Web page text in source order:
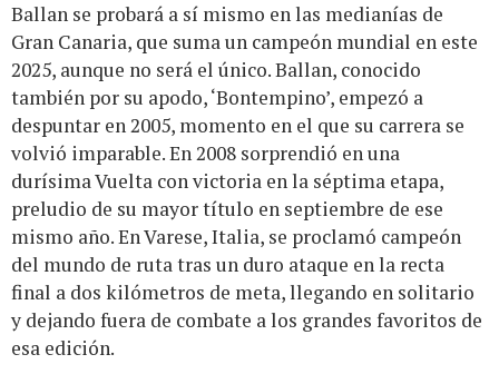
Ballan se probará a sí mismo en las medianías de
Gran Canaria, que suma un campeón mundial en este
2025, aunque no será el único. Ballan, conocido
también por su apodo, ‘Bontempino’, empezó a
despuntar en 2005, momento en el que su carrera se
volvió imparable. En 2008 sorprendió en una
durísima Vuelta con victoria en la séptima etapa,
preludio de su mayor título en septiembre de ese
mismo año. En Varese, Italia, se proclamó campeón
del mundo de ruta tras un duro ataque en la recta
final a dos kilómetros de meta, llegando en solitario
y dejando fuera de combate a los grandes favoritos de
esa edición.